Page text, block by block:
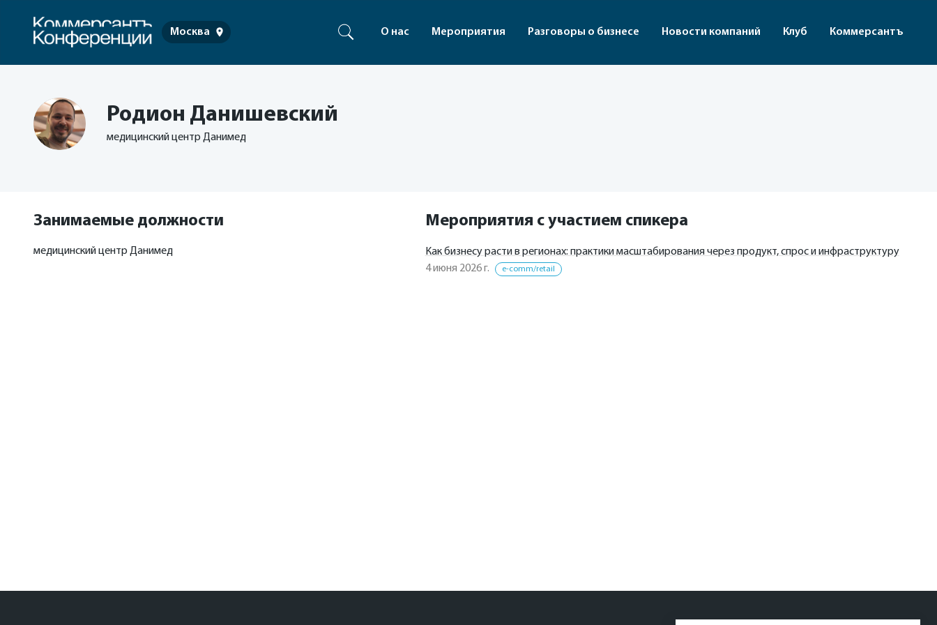
Москва О нас Мероприятия Разговоры о бизнесе Новости компаний Клуб Коммерсантъ
Родион Данишевский
медицинский центр Данимед
Занимаемые должности
медицинский центр Данимед
Мероприятия с участием спикера
Как бизнесу расти в регионах: практики масштабирования через продукт, спрос и инфраструктуру
4 июня 2026 г.
e-comm/retail